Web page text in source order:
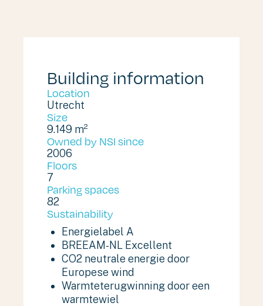
Building information
Location
Utrecht
Size
9.149 m²
Owned by NSI since
2006
Floors
7
Parking spaces
82
Sustainability
Energielabel A
BREEAM-NL Excellent
CO2 neutrale energie door
Europese wind
Warmteterugwinning door een
warmtewiel